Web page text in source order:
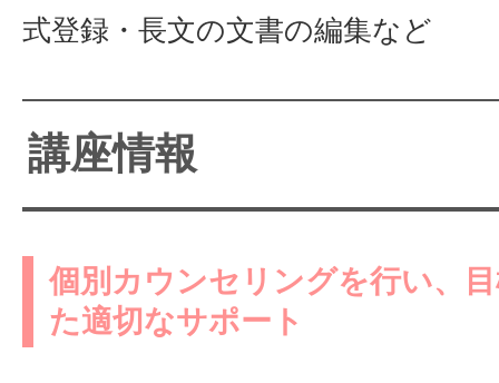
式登録・長文の文書の編集など
講座情報
個別カウンセリングを行い、
た適切なサポート